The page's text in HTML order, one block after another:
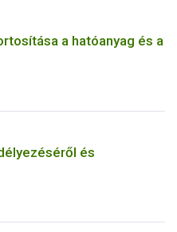
a hatóanyag és a
és